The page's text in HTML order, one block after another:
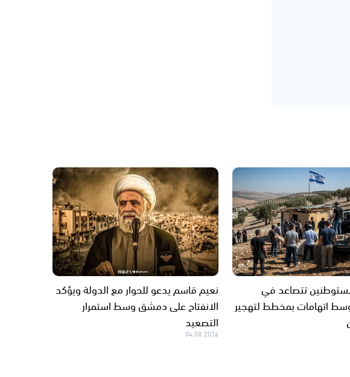
تتصاعد في
اتهامات بمخطط لتهجير
نعيم قاسم يدعو للحوار مع الدولة ويؤكد
الانفتاح على دمشق وسط استمرار
التصعيد
04.08.2026